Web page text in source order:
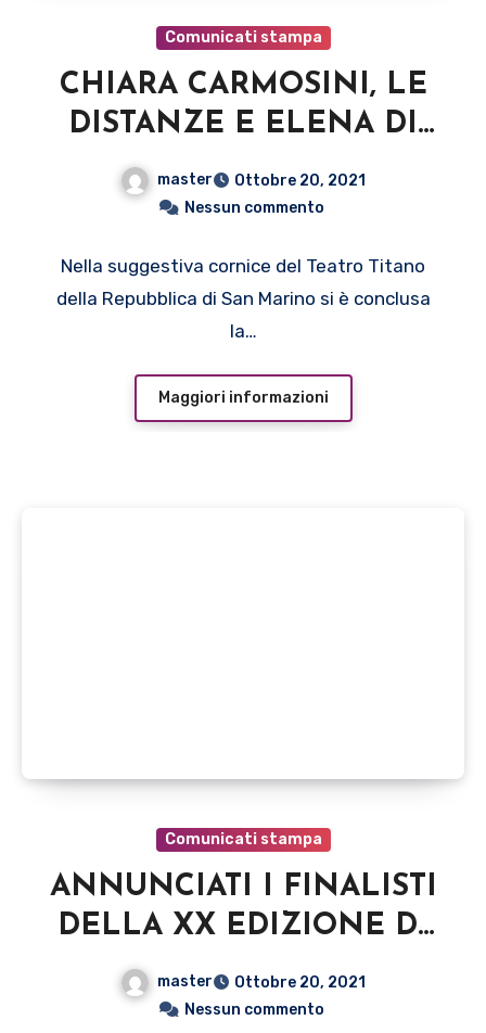
Comunicati stampa
CHIARA CARMOSINI, LE
DISTANZE E ELENA DI
MATOLA SONO I
VINCITORI DELLA
INTERNATIONAL
FESTIVAL PARTNER,
FESTIVAL
master
Ottobre 20, 2021
Nessun commento
Nella suggestiva cornice del Teatro Titano
della Repubblica di San Marino si è conclusa
la…
Maggiori informazioni
Comunicati stampa
ANNUNCIATI I FINALISTI
DELLA XX EDIZIONE DI
INTERNATIONAL
FESTIVAL PARTNER,
master
Ottobre 20, 2021
Nessun commento